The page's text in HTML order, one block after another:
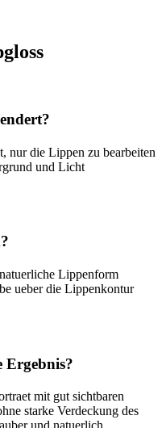
nur die Lippen zu bearbeiten
und Licht
Lippenform
ueber die Lippenkontur
Ergebnis?
mit gut sichtbaren
starke Verdeckung des